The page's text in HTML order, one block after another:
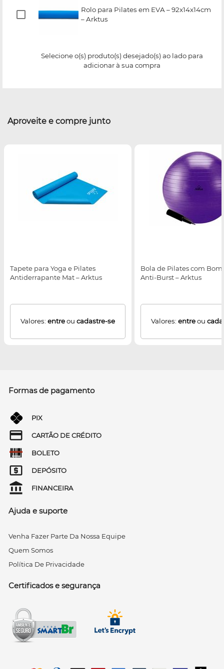
Rolo para Pilates em EVA – 92x14x14cm
– Arktus
Selecione o(s) produto(s) desejado(s) ao lado para
adicionar à sua compra
Aproveite e compre junto
Tapete para Yoga e Pilates
Antiderrapante Mat – Arktus
Valores: entreou cadastre-se
Bola de Pilates com
Anti-Burst – Arktus
Valores: entreou
Formas de pagamento
PIX
CARTÃO DE CRÉDITO
BOLETO
DEPÓSITO
FINANCEIRA
Ajuda e suporte
Venha Fazer Parte Da Nossa Equipe
Quem Somos
Política De Privacidade
Certificados e segurança